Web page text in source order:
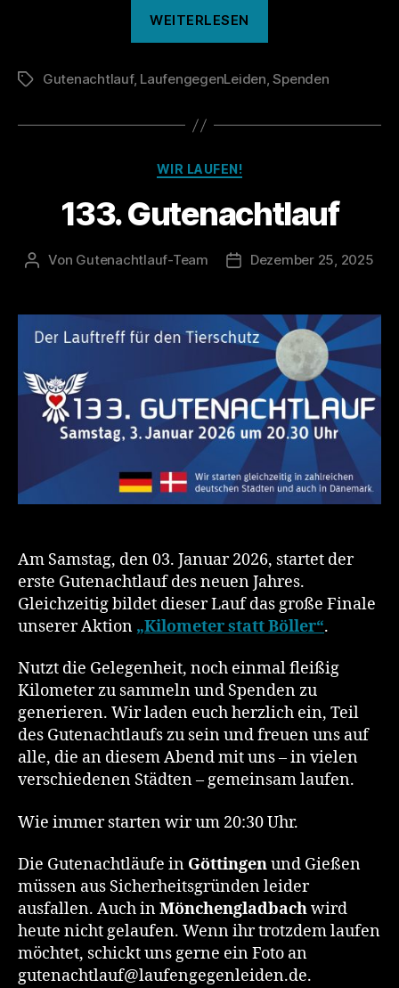
WEITERLESEN
133.
Schlagwörter
Gutenachtlauf, LaufengegenLeiden,Spenden
Kategorien
WIR LAUFEN!
133. Gutenachtlauf
Beitragsautor
Von Gutenachtlauf-Team Veröffentlichungsdatum
Dezember 25, 2025
Am Samstag, den 03. Januar 2026, startet der
erste Gutenachtlauf des neuen Jahres.
Gleichzeitig bildet dieser Lauf das große Finale
unserer Aktion „Kilometer statt Böller“.
Nutzt die Gelegenheit, noch einmal fleißig
Kilometer zu sammeln und Spenden zu
generieren. Wir laden euch herzlich ein, Teil
des Gutenachtlaufs zu sein und freuen uns auf
alle, die an diesem Abend mit uns – in vielen
verschiedenen Städten – gemeinsam laufen.
Wie immer starten wir um 20:30 Uhr.
Die Gutenachtläufe in Göttingenund Gießen
müssen aus Sicherheitsgründen leider
ausfallen. Auch inMönchengladbachwird
heute nicht gelaufen. Wenn ihr trotzdem laufen
möchtet, schickt uns gerne ein Foto an
gutenachtlauf@laufengegenleiden.de.